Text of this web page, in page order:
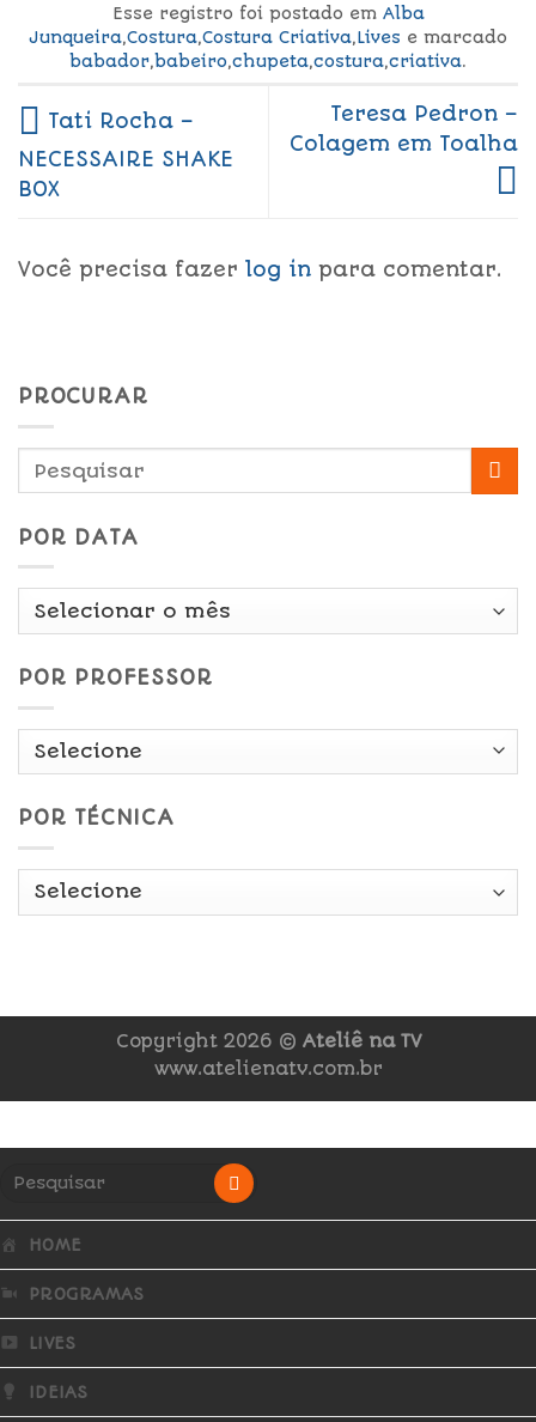
Esse registro foi postado em Alba
Junqueira,Costura,Costura Criativa,Lives e marcado
babador,babeiro,chupeta,costura,criativa.
Tati Rocha –
NECESSAIRE SHAKE
BOX
Teresa Pedron –
Colagem em Toalha
Você precisa fazer log in para comentar.
PROCURAR
POR DATA
Por
POR PROFESSOR
POR TÉCNICA
Copyright 2026 © Ateliê na TV
www.atelienatv.com.br
HOME
PROGRAMAS
LIVES
IDEIAS